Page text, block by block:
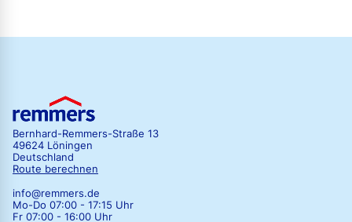
Bernhard-Remmers-Straße 13
49624 Löningen
Deutschland
Route berechnen
info@remmers.de
Mo-Do 07:00 - 17:15 Uhr
Fr 07:00 - 16:00 Uhr